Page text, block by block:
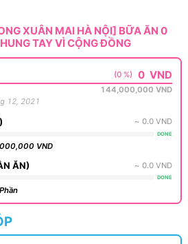
XUÂN MAI HÀ NỘI] BỮA ĂN 0
TAY VÌ CỘNG ĐỒNG
(0 %) 0 VND
144,000,000 VND
12, 2021
) ~ 0.0 VND
DONE
VND
ĂN) ~ 0.0 VND
DONE
Phần